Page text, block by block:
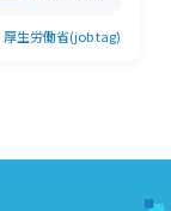
厚生労働省(job tag)